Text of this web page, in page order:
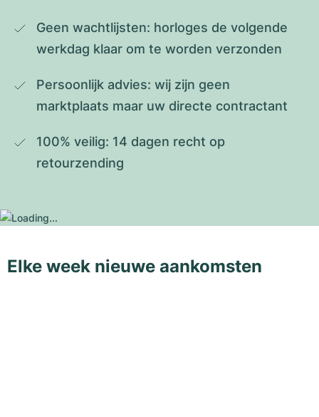
Geen wachtlijsten: horloges de volgende
werkdag klaar om te worden verzonden
Persoonlijk advies: wij zijn geen
marktplaats maar uw directe contractant
100% veilig: 14 dagen recht op
retourzending
Elke week nieuwe aankomsten